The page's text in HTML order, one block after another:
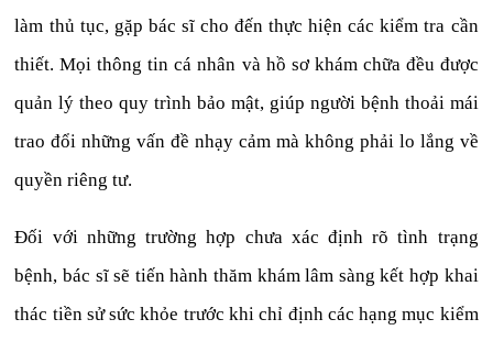
làm thủ tục, gặp bác sĩ cho đến thực hiện các kiểm tra cần
thiết. Mọi thông tin cá nhân và hồ sơ khám chữa đều được
quản lý theo quy trình bảo mật, giúp người bệnh thoải mái
trao đổi những vấn đề nhạy cảm mà không phải lo lắng về
quyền riêng tư.
Đối với những trường hợp chưa xác định rõ tình trạng
bệnh, bác sĩ sẽ tiến hành thăm khám lâm sàng kết hợp khai
thác tiền sử sức khỏe trước khi chỉ định các hạng mục kiểm